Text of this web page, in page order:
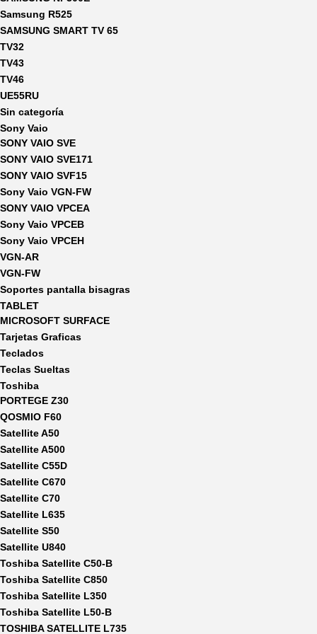
Samsung R525
SAMSUNG SMART TV 65
TV32
TV43
TV46
UE55RU
Sin categoría
Sony Vaio
SONY VAIO SVE
SONY VAIO SVE171
SONY VAIO SVF15
Sony Vaio VGN-FW
SONY VAIO VPCEA
Sony Vaio VPCEB
Sony Vaio VPCEH
VGN-AR
VGN-FW
Soportes pantalla bisagras
TABLET
MICROSOFT SURFACE
Tarjetas Graficas
Teclados
Teclas Sueltas
Toshiba
PORTEGE Z30
QOSMIO F60
Satellite A50
Satellite A500
Satellite C55D
Satellite C670
Satellite C70
Satellite L635
Satellite S50
Satellite U840
Toshiba Satellite C50-B
Toshiba Satellite C850
Toshiba Satellite L350
Toshiba Satellite L50-B
TOSHIBA SATELLITE L735